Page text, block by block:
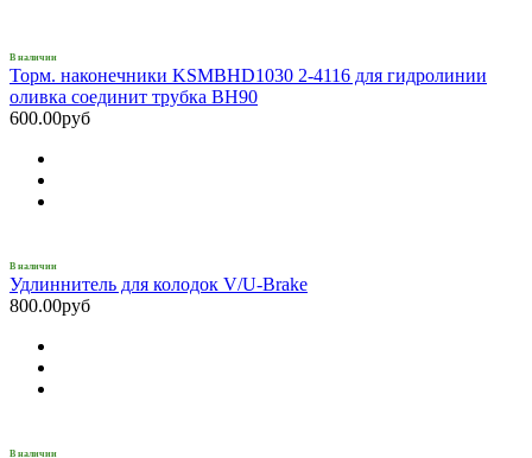
В наличии
Торм. наконечники KSMBHD1030 2-4116 для гидролинии
оливка соединит трубка BH90
600.00руб
В наличии
Удлиннитель для колодок V/U-Brake
800.00руб
В наличии